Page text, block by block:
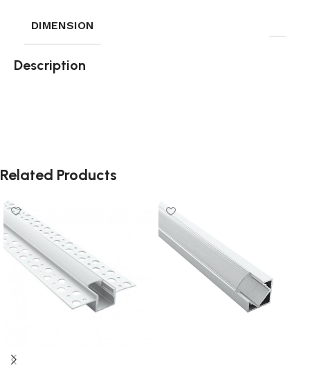
DIMENSION
Description
Related Products